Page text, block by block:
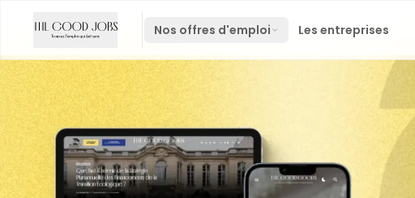
Nos offres d'emploi Les entreprises